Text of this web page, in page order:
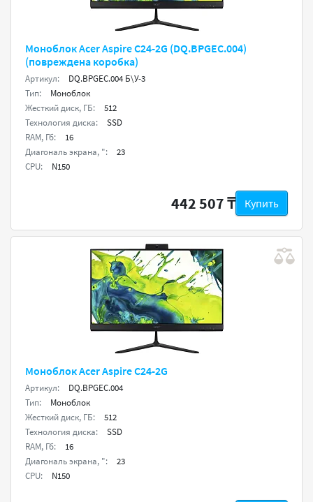
Моноблок Acer Aspire C24-2G (DQ.BPGEC.004)
(повреждена коробка)
Артикул:
DQ.BPGEC.004 Б\У-3
Тип:
Моноблок
Жесткий диск, ГБ:
512
Технология диска:
SSD
RAM, Гб:
16
Диагональ экрана, ":
23
CPU:
N150
442 507 ₸ Купить
Моноблок Acer Aspire C24-2G
Артикул:
DQ.BPGEC.004
Тип:
Моноблок
Жесткий диск, ГБ:
512
Технология диска:
SSD
RAM, Гб:
16
Диагональ экрана, ":
23
CPU:
N150